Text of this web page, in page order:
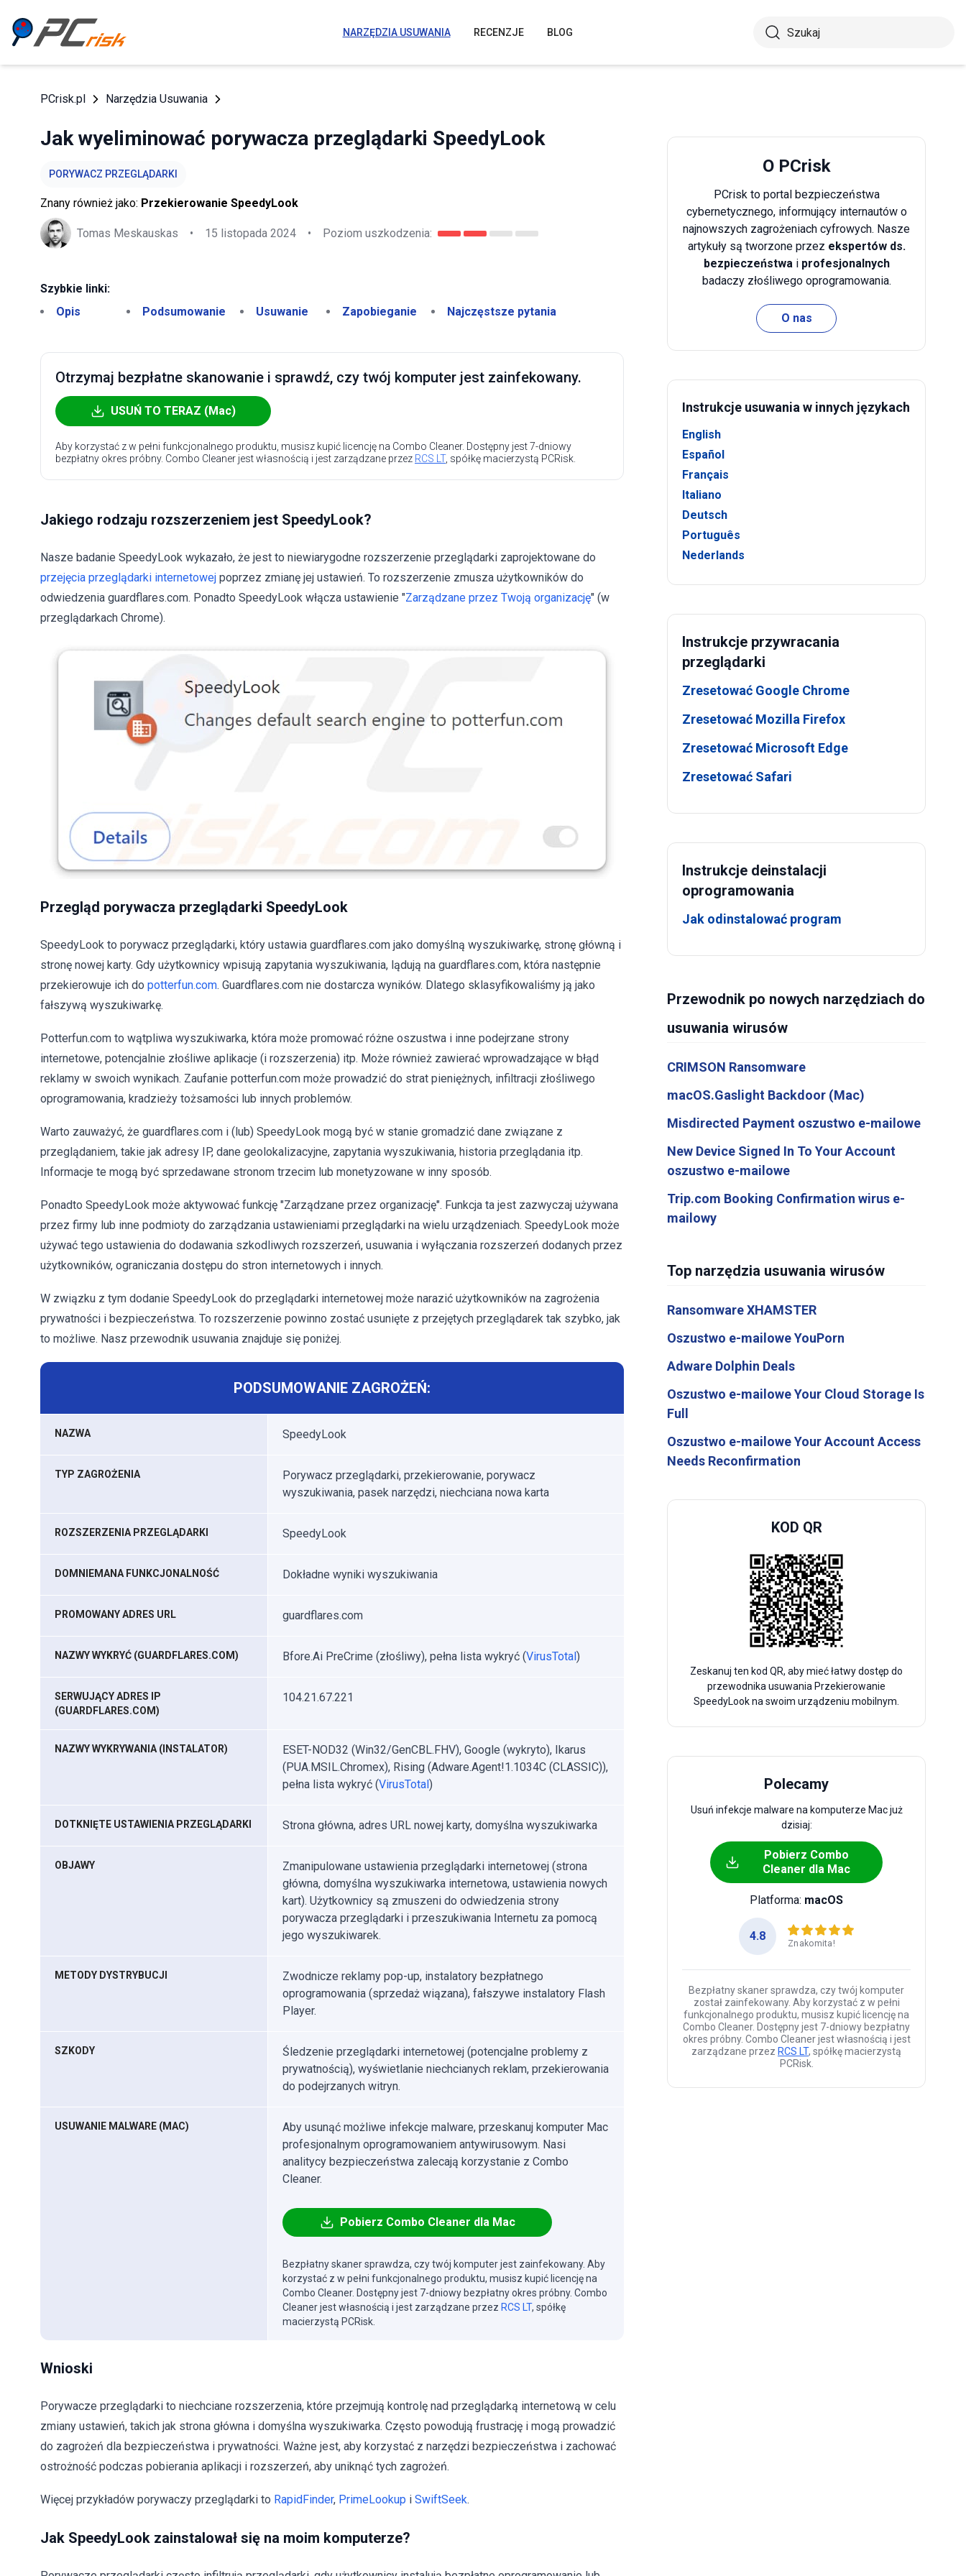
NARZĘDZIA USUWANIA RECENZJE BLOG
PCrisk.pl Narzędzia Usuwania
Jak wyeliminować porywacza przeglądarki SpeedyLook
PORYWACZ PRZEGLĄDARKI
Znany również jako: Przekierowanie SpeedyLook
Tomas Meskauskas • 15 listopada 2024 • Poziom uszkodzenia:
Szybkie linki:
Opis
Podsumowanie Usuwanie Zapobieganie Najczęstsze pytania
Otrzymaj bezpłatne skanowanie i sprawdź, czy twój komputer jest zainfekowany.
USUŃ TO TERAZ (Mac)
Aby korzystać z w pełni funkcjonalnego produktu, musisz kupić licencję na Combo Cleaner. Dostępny jest 7-dniowy
bezpłatny okres próbny. Combo Cleaner jest własnością i jest zarządzane przez RCS LT, spółkę macierzystą PCRisk.
Jakiego rodzaju rozszerzeniem jest SpeedyLook?
Nasze badanie SpeedyLook wykazało, że jest to niewiarygodne rozszerzenie przeglądarki zaprojektowane do
przejęcia przeglądarki internetowej poprzez zmianę jej ustawień. To rozszerzenie zmusza użytkowników do
odwiedzenia guardflares.com. Ponadto SpeedyLook włącza ustawienie "Zarządzane przez Twoją organizację" (w
przeglądarkach Chrome).
Przegląd porywacza przeglądarki SpeedyLook
SpeedyLook to porywacz przeglądarki, który ustawia guardflares.com jako domyślną wyszukiwarkę, stronę główną i
stronę nowej karty. Gdy użytkownicy wpisują zapytania wyszukiwania, lądują na guardflares.com, która następnie
przekierowuje ich do potterfun.com. Guardflares.com nie dostarcza wyników. Dlatego sklasyfikowaliśmy ją jako
fałszywą wyszukiwarkę.
Potterfun.com to wątpliwa wyszukiwarka, która może promować różne oszustwa i inne podejrzane strony
internetowe, potencjalnie złośliwe aplikacje (i rozszerzenia) itp. Może również zawierać wprowadzające w błąd
reklamy w swoich wynikach. Zaufanie potterfun.com może prowadzić do strat pieniężnych, infiltracji złośliwego
oprogramowania, kradzieży tożsamości lub innych problemów.
Warto zauważyć, że guardflares.com i (lub) SpeedyLook mogą być w stanie gromadzić dane związane z
przeglądaniem, takie jak adresy IP, dane geolokalizacyjne, zapytania wyszukiwania, historia przeglądania itp.
Informacje te mogą być sprzedawane stronom trzecim lub monetyzowane w inny sposób.
Ponadto SpeedyLook może aktywować funkcję "Zarządzane przez organizację". Funkcja ta jest zazwyczaj używana
przez firmy lub inne podmioty do zarządzania ustawieniami przeglądarki na wielu urządzeniach. SpeedyLook może
używać tego ustawienia do dodawania szkodliwych rozszerzeń, usuwania i wyłączania rozszerzeń dodanych przez
użytkowników, ograniczania dostępu do stron internetowych i innych.
W związku z tym dodanie SpeedyLook do przeglądarki internetowej może narazić użytkowników na zagrożenia
prywatności i bezpieczeństwa. To rozszerzenie powinno zostać usunięte z przejętych przeglądarek tak szybko, jak
to możliwe. Nasz przewodnik usuwania znajduje się poniżej.
PODSUMOWANIE ZAGROŻEŃ:
NAZWA SpeedyLook
TYP ZAGROŻENIA
Porywacz przeglądarki, przekierowanie, porywacz
wyszukiwania, pasek narzędzi, niechciana nowa karta
ROZSZERZENIA PRZEGLĄDARKI SpeedyLook
DOMNIEMANA FUNKCJONALNOŚĆ Dokładne wyniki wyszukiwania
PROMOWANY ADRES URL guardflares.com
NAZWY WYKRYĆ (GUARDFLARES.COM) Bfore.Ai PreCrime (złośliwy), pełna lista wykryć (VirusTotal)
SERWUJĄCY ADRES IP
(GUARDFLARES.COM)
104.21.67.221
NAZWY WYKRYWANIA (INSTALATOR)
ESET-NOD32 (Win32/GenCBL.FHV), Google (wykryto), Ikarus
(PUA.MSIL.Chromex), Rising (Adware.Agent!1.1034C (CLASSIC)),
pełna lista wykryć (VirusTotal)
DOTKNIĘTE USTAWIENIA PRZEGLĄDARKI Strona główna, adres URL nowej karty, domyślna wyszukiwarka
OBJAWY
Zmanipulowane ustawienia przeglądarki internetowej (strona
główna, domyślna wyszukiwarka internetowa, ustawienia nowych
kart). Użytkownicy są zmuszeni do odwiedzenia strony
porywacza przeglądarki i przeszukiwania Internetu za pomocą
jego wyszukiwarek.
METODY DYSTRYBUCJI
Zwodnicze reklamy pop-up, instalatory bezpłatnego
oprogramowania (sprzedaż wiązana), fałszywe instalatory Flash
Player.
SZKODY
Śledzenie przeglądarki internetowej (potencjalne problemy z
prywatnością), wyświetlanie niechcianych reklam, przekierowania
do podejrzanych witryn.
USUWANIE MALWARE (MAC)
Aby usunąć możliwe infekcje malware, przeskanuj komputer Mac
profesjonalnym oprogramowaniem antywirusowym. Nasi
analitycy bezpieczeństwa zalecają korzystanie z Combo
Cleaner.
Pobierz Combo Cleaner dla Mac
Bezpłatny skaner sprawdza, czy twój komputer jest zainfekowany. Aby
korzystać z w pełni funkcjonalnego produktu, musisz kupić licencję na
Combo Cleaner. Dostępny jest 7-dniowy bezpłatny okres próbny. Combo
Cleaner jest własnością i jest zarządzane przez RCS LT, spółkę
macierzystą PCRisk.
Wnioski
Porywacze przeglądarki to niechciane rozszerzenia, które przejmują kontrolę nad przeglądarką internetową w celu
zmiany ustawień, takich jak strona główna i domyślna wyszukiwarka. Często powodują frustrację i mogą prowadzić
do zagrożeń dla bezpieczeństwa i prywatności. Ważne jest, aby korzystać z narzędzi bezpieczeństwa i zachować
ostrożność podczas pobierania aplikacji i rozszerzeń, aby uniknąć tych zagrożeń.
Więcej przykładów porywaczy przeglądarki to RapidFinder, PrimeLookup i SwiftSeek.
Jak SpeedyLook zainstalował się na moim komputerze?
O PCrisk
PCrisk to portal bezpieczeństwa
cybernetycznego, informujący internautów o
najnowszych zagrożeniach cyfrowych. Nasze
artykuły są tworzone przez ekspertów ds.
bezpieczeństwai profesjonalnych
badaczy złośliwego oprogramowania.
O nas
Instrukcje usuwania w innych językach
English
Español
Français
Italiano
Deutsch
Português
Nederlands
Instrukcje przywracania
przeglądarki
Zresetować Google Chrome
Zresetować Mozilla Firefox
Zresetować Microsoft Edge
Zresetować Safari
Instrukcje deinstalacji
oprogramowania
Jak odinstalować program
Przewodnik po nowych narzędziach do
usuwania wirusów
CRIMSON Ransomware
macOS.Gaslight Backdoor (Mac)
Misdirected Payment oszustwo e-mailowe
New Device Signed In To Your Account
oszustwo e-mailowe
Trip.com Booking Confirmation wirus e-
mailowy
Top narzędzia usuwania wirusów
Ransomware XHAMSTER
Oszustwo e-mailowe YouPorn
Adware Dolphin Deals
Oszustwo e-mailowe Your Cloud Storage Is
Full
Oszustwo e-mailowe Your Account Access
Needs Reconfirmation
KOD QR
Zeskanuj ten kod QR, aby mieć łatwy dostęp do
przewodnika usuwania Przekierowanie
SpeedyLook na swoim urządzeniu mobilnym.
Polecamy
Usuń infekcje malware na komputerze Mac już
dzisiaj:
Pobierz Combo
Cleaner dla Mac
Platforma: macOS
4.8
Znakomita!
Bezpłatny skaner sprawdza, czy twój komputer
został zainfekowany. Aby korzystać z w pełni
funkcjonalnego produktu, musisz kupić licencję na
Combo Cleaner. Dostępny jest 7-dniowy bezpłatny
okres próbny. Combo Cleaner jest własnością i jest
zarządzane przez RCS LT, spółkę macierzystą
PCRisk.